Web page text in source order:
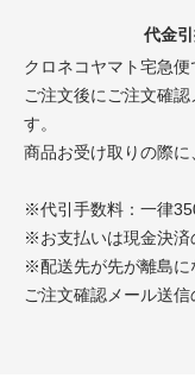
代金
クロネコヤマト宅急便
ご注文後にご注文確
す。
商品お受け取りの際に
※代引手数料：一律
※お支払いは現金決済
※配送先が先が離島に
ご注文確認メール送